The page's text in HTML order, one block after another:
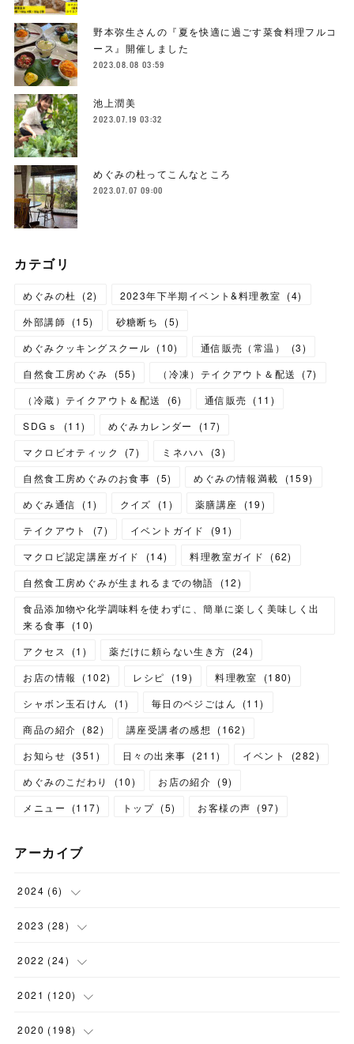
野本弥生さんの『夏を快適に過ごす菜食料理フルコ
ース』開催しました
2023.08.08 03:59
池上潤美
2023.07.19 03:32
めぐみの杜ってこんなところ
2023.07.07 09:00
カテゴリ
めぐみの杜 (2) 2023年下半期イベント&料理教室 (4)
外部講師 (15) 砂糖断ち (5)
めぐみクッキングスクール (10) 通信販売（常温） (3)
自然食工房めぐみ
(55) （冷凍）テイクアウト＆配送 (7)
（冷蔵）テイクアウト＆配送
(6) 通信販売 (11 )
SDGｓ
(11) めぐみカレンダー (17)
マクロビオティック
(7) ミネハハ (3)
自然食工房めぐみのお食事 (5) めぐみの情報満載 (159)
めぐみ通信
(1) クイズ (1 ) 薬膳講座 (19)
テイクアウト
(7) イベントガイド (91)
マクロビ認定講座ガイド
(14) 料理教室ガイド (62)
自然食工房めぐみが生まれるまでの物語
(12)
食品添加物や化学調味料を使わずに、簡単に楽しく美味しく出
来る食事 (10)
アクセス
(1 ) 薬だけに頼らない生き方 (24)
お店の情報
(102) レシピ (19) 料理教室 (180)
シャボン玉石けん
(1) 毎日のベジごはん (11)
商品の紹介 (82) 講座受講者の感想 (162)
お知らせ (351 ) 日々の出来事 (211) イベント (282)
めぐみのこだわり
(10) お店の紹介 (9)
メニュー
(117) トップ (5) お客様の声 (97)
アーカイブ
2024 (6)
(1)
(1 )
(1)
( 1 )
2023 (28)
(2)
(1)
(1)
2022 (24)
(5)
(2)
2021 (120)
(12)
2020 (198)